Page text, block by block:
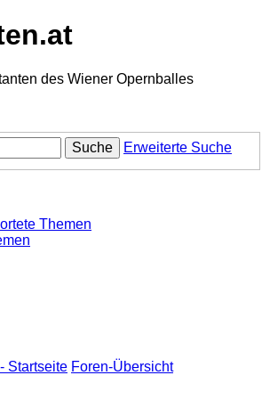
des Wiener Opernballes
Suche Erweiterte Suche
Themen
Startseite Foren-Übersicht